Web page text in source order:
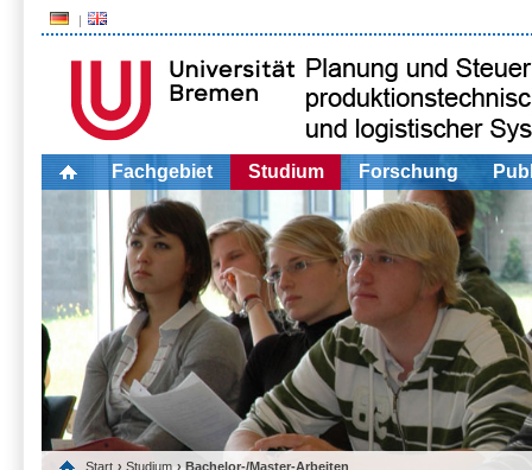
Fachgebiet Studium Forschung
Start ›Studium › Bachelor-/Master-Arbeiten